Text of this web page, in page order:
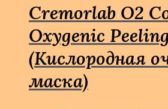
Cremorlab O2
Oxygenic
(Кислородная
маска)